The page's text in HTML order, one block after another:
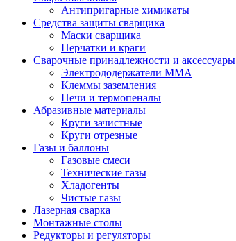
Антипригарные химикаты
Средства защиты сварщика
Маски сварщика
Перчатки и краги
Сварочные принадлежности и аксессуары
Электрододержатели MMA
Клеммы заземления
Печи и термопеналы
Абразивные материалы
Круги зачистные
Круги отрезные
Газы и баллоны
Газовые смеси
Технические газы
Хладогенты
Чистые газы
Лазерная сварка
Монтажные столы
Редукторы и регуляторы